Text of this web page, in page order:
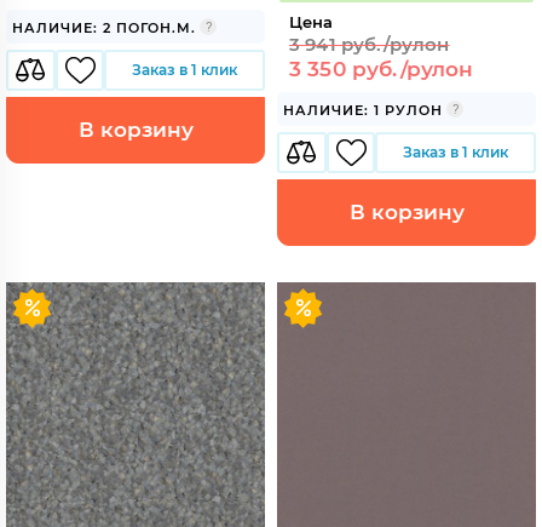
НАЛИЧИЕ: 2 ПОГОН.М.
Заказ в 1 клик
В корзину
Цена
3 941 руб./рулон
3 350 руб./рулон
НАЛИЧИЕ: 1 РУЛОН
Заказ в 1 клик
В корзину